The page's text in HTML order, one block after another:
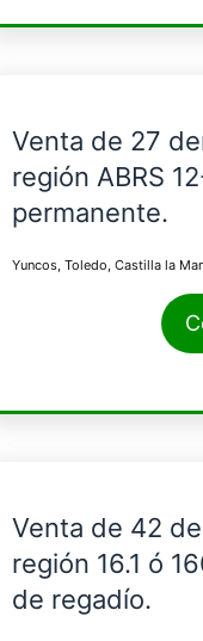
Venta de 27
región ABRS
permanente.
Yuncos, Toledo, Castilla la
Venta de 42
región 16.1 ó
de regadío.